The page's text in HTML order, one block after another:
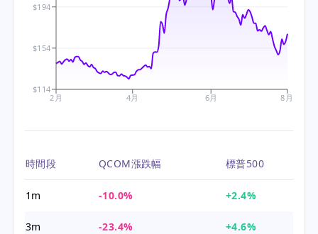
2月 4月 6月 8月
$114
$154
$194
時間段 QCOM漲跌幅 標普500
1m -10.0% +2.4%
3m -23.4% +4.6%